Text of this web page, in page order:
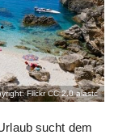
Flickr CC 2.0alastc
sucht dem